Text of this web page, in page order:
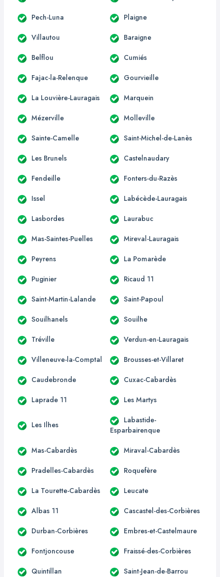
Pech-Luna Plaigne
Villautou Baraigne
Belflou Cumiés
Fajac-la-Relenque Gourvieille
La Louvière-Lauragais Marquein
Mézerville Molleville
Sainte-Camelle Saint-Michel-de-Lanès
Les Brunels Castelnaudary
Fendeille Fonters-du-Razès
Issel Labécède-Lauragais
Lasbordes Laurabuc
Mas-Saintes-Puelles Mireval-Lauragais
Peyrens La Pomarède
Puginier Ricaud 11
Saint-Martin-Lalande Saint-Papoul
Souilhanels Souilhe
Tréville Verdun-en-Lauragais
Villeneuve-la-Comptal Brousses-et-Villaret
Caudebronde Cuxac-Cabardès
Laprade 11 Les Martys
Les Ilhes
Labastide-
Esparbairenque
Mas-Cabardès Miraval-Cabardès
Pradelles-Cabardès Roquefère
La Tourette-Cabardès Leucate
Albas 11 Cascastel-des-Corbières
Durban-Corbières Embres-et-Castelmaure
Fontjoncouse Fraissé-des-Corbières
Quintillan Saint-Jean-de-Barrou